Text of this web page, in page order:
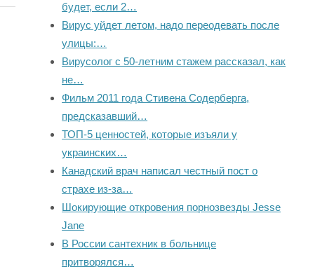
будет, если 2…
Вирус уйдет летом, надо переодевать после
улицы:…
Вирусолог с 50-летним стажем рассказал, как
не…
Фильм 2011 года Стивена Содерберга,
предсказавший…
ТОП-5 ценностей, которые изъяли у
украинских…
Канадский врач написал честный пост о
страхе из-за…
Шокирующие откровения порнозвезды Jesse
Jane
В России сантехник в больнице
притворялся…